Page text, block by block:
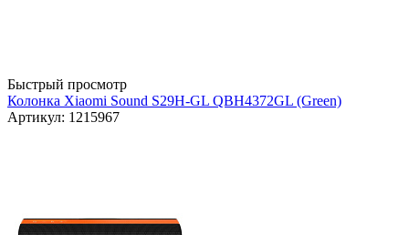
Быстрый просмотр
Колонка Xiaomi Sound S29H-GL QBH4372GL (Green)
Артикул: 1215967